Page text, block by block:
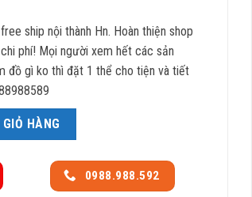
ship nội thành Hn. Hoàn thiện shop
phí! Mọi người xem hết các sản
đồ gì ko thì đặt 1 thể cho tiện và tiết
số lượng
HÀNG
0988.988.592